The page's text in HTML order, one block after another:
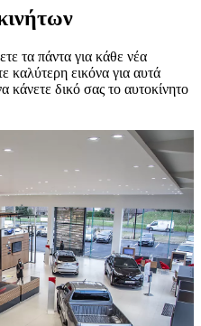
τα πάντα για κάθε νέα
καλύτερη εικόνα για αυτά
κάνετε δικό σας το αυτοκίνητο